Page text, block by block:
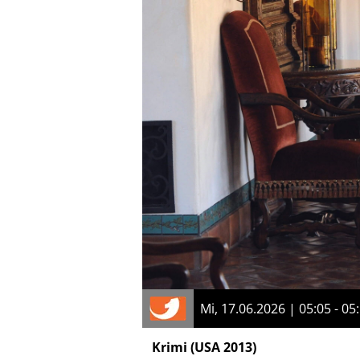
Mi, 17.06.2026 | 05:05 -
Krimi (USA 2013)